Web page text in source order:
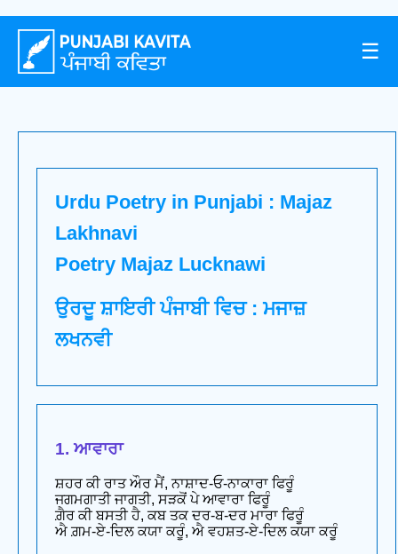
☰
Urdu Poetry in Punjabi : Majaz
Lakhnavi
Poetry Majaz Lucknawi
ਉਰਦੂ ਸ਼ਾਇਰੀ ਪੰਜਾਬੀ ਵਿਚ : ਮਜਾਜ਼
ਲਖਨਵੀ
1. ਆਵਾਰਾ
ਸ਼ਹਰ ਕੀ ਰਾਤ ਔਰ ਮੈਂ, ਨਾਸ਼ਾਦ-ਓ-ਨਾਕਾਰਾ ਫਿਰੂੰ
ਜਗਮਗਾਤੀ ਜਾਗਤੀ, ਸੜਕੋਂ ਪੇ ਆਵਾਰਾ ਫਿਰੂੰ
ਗ਼ੈਰ ਕੀ ਬਸਤੀ ਹੈ, ਕਬ ਤਕ ਦਰ-ਬ-ਦਰ ਮਾਰਾ ਫਿਰੂੰ
ਐ ਗ਼ਮ-ਏ-ਦਿਲ ਕਯਾ ਕਰੂੰ, ਐ ਵਹਸ਼ਤ-ਏ-ਦਿਲ ਕਯਾ ਕਰੂੰ